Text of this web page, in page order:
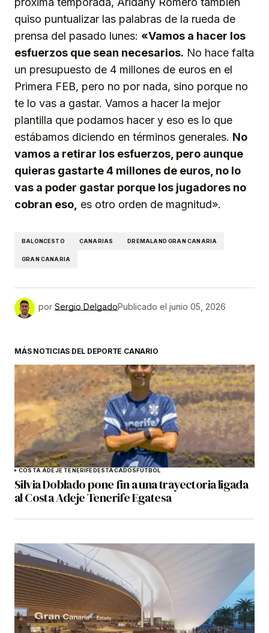
quiso puntualizar las palabras de la rueda de
prensa del pasado lunes: «Vamos a hacer los
esfuerzos que sean necesarios. No hace falta
un presupuesto de 4 millones de euros en el
Primera FEB, pero no por nada, sino porque no
te lo vas a gastar. Vamos a hacer la mejor
plantilla que podamos hacer y eso es lo que
estábamos diciendo en términos generales. No
vamos a retirar los esfuerzos, pero aunque
quieras gastarte 4 millones de euros, no lo
vas a poder gastar porque los jugadores no
cobran eso, es otro orden de magnitud».
BALONCESTO CANARIAS DREMALAND GRAN CANARIA
GRAN CANARIA
por Sergio DelgadoPublicado el junio 05, 2026
MÁS NOTICIAS DEL DEPORTE CANARIO
COSTA ADEJE TENERIFEDESTACADOSFÚTBOL
Silvia Doblado pone fin a una trayectoria ligada
al Costa Adeje Tenerife Egatesa